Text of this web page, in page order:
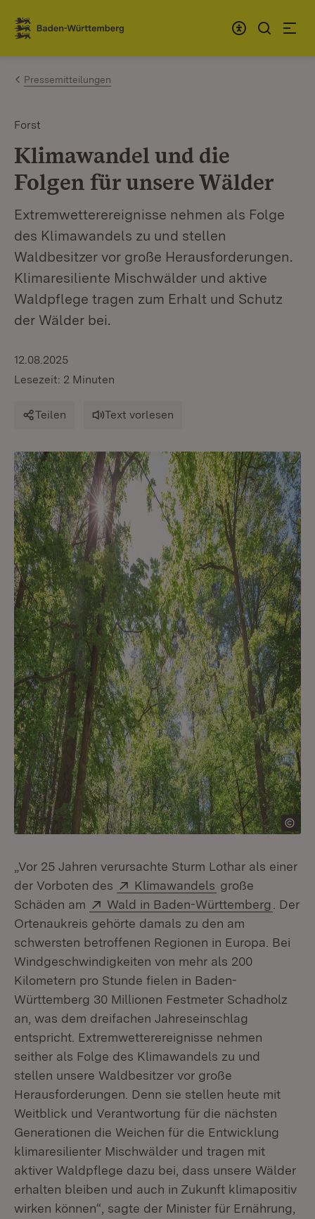
Zum Inhalt springen
Link zur Startseite
Pressemitteilungen
Forst
Klimawandel und die
Folgen für unsere Wälder
Extremwetterereignisse nehmen als Folge
des Klimawandels zu und stellen
Waldbesitzer vor große Herausforderungen.
Klimaresiliente Mischwälder und aktive
Waldpflege tragen zum Erhalt und Schutz
der Wälder bei.
12.08.2025
Lesezeit: 2 Minuten
Teilen Text vorlesen
„Vor 25 Jahren verursachte Sturm Lothar als einer
der Vorboten des
Extern:
Klimawandels (Öffnet in
große
Schäden am
Extern:
Wald in Baden-Württemberg
. Der
Ortenaukreis gehörte damals zu den am
schwersten betroffenen Regionen in Europa. Bei
Windgeschwindigkeiten von mehr als 200
Kilometern pro Stunde fielen in Baden-
Württemberg 30 Millionen Festmeter Schadholz
an, was dem dreifachen Jahreseinschlag
entspricht. Extremwetterereignisse nehmen
seither als Folge des Klimawandels zu und
stellen unsere Waldbesitzer vor große
Herausforderungen. Denn sie stellen heute mit
Weitblick und Verantwortung für die nächsten
Generationen die Weichen für die Entwicklung
klimaresilienter Mischwälder und tragen mit
aktiver Waldpflege dazu bei, dass unsere Wälder
erhalten bleiben und auch in Zukunft klimapositiv
wirken können“, sagte der Minister für Ernährung,